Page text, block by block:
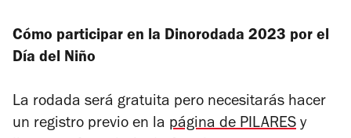
Cómo participar en la Dinorodada 2023 por el
Día del Niño
La rodada será gratuita pero necesitarás hacer
un registro previo en la página de PILARES y